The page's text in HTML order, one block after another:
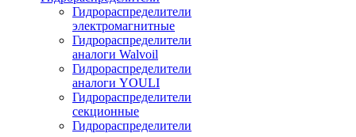
Гидрораспределители
электромагнитные
Гидрораспределители
аналоги Walvoil
Гидрораспределители
аналоги YOULI
Гидрораспределители
секционные
Гидрораспределители